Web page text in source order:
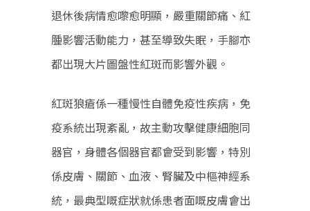
退休後病情愈嚟愈明顯，嚴重關節痛、紅
腫影響活動能力，甚至導致失眠，手腳亦
都出現大片圖盤性紅斑而影響外觀。
紅斑狼瘡係一種慢性自體免疫性疾病，免
疫系統出現紊亂，故主動攻擊健康細胞同
器官，身體各個器官都會受到影響，特別
係皮膚、關節、血液、腎臟及中樞神經系
統，最典型嘅症狀就係患者面嘅皮膚會出